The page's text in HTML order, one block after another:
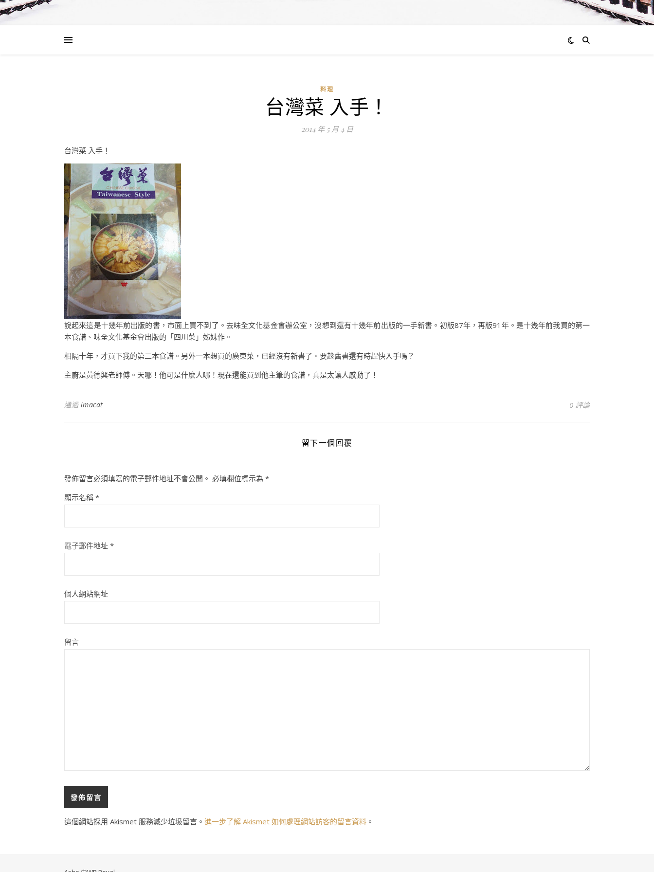
料理
台灣菜 入手！
2014 年 5 月 4 日
台灣菜 入手！
說起來這是十幾年前出版的書，市面上買不到了。去味全文化基金會辦公室，沒想到還有十幾年前出版的一手新書。初版87年，再版91年。是十幾年前我買的第一
本食譜、味全文化基金會出版的「四川菜」姊妹作。
相隔十年，才買下我的第二本食譜。另外一本想買的廣東菜，已經沒有新書了。要趁舊書還有時趕快入手嗎？
主廚是黃德興老師傅。天哪！他可是什麼人哪！現在還能買到他主筆的食譜，真是太讓人感動了！
通過 imacat 0 評論
留下一個回覆
發佈留言必須填寫的電子郵件地址不會公開。 必填欄位標示為 *
顯示名稱 *
電子郵件地址 *
個人網站網址
留言
這個網站採用 Akismet 服務減少垃圾留言。 進一步了解 Akismet 如何處理網站訪客的留言資料 。